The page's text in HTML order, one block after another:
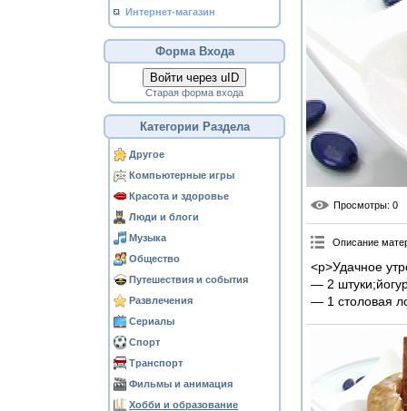
Интернет-магазин
Форма Входа
Войти через uID
Старая форма входа
Категории Раздела
Другое
Компьютерные игры
Красота и здоровье
Люди и блоги
Музыка
Общество
Путешествия и события
Развлечения
Сериалы
Спорт
Транспорт
Фильмы и анимация
Хобби и образование
Просмотры: 0
Описание
<p>Удачное
— 2
— 1 столовая